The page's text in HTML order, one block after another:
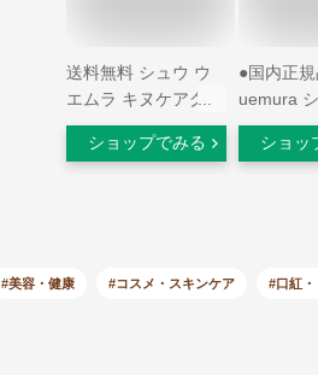
送料無料 シュウ ウ
エムラ キヌケアグロ
ーアップ BG 936 モ
モシャーベット
ショップでみる
●国内正
uemura
ムラ ルー
リミテッ
ショッ
#美容・健康 #コスメ・スキンケア #口紅